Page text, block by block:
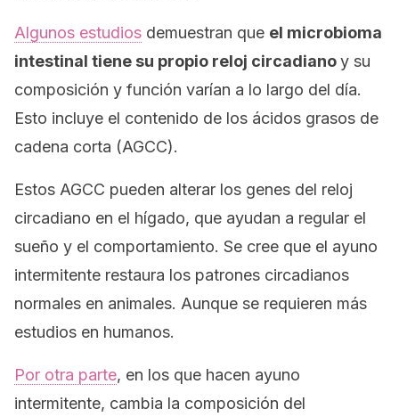
Algunos estudios demuestran que el microbioma
intestinal tiene su propio reloj circadianoy su
composición y función varían a lo largo del día.
Esto incluye el contenido de los ácidos grasos de
cadena corta (AGCC).
Estos AGCC pueden alterar los genes del reloj
circadiano en el hígado, que ayudan a regular el
sueño y el comportamiento. Se cree que el ayuno
intermitente restaura los patrones circadianos
normales en animales. Aunque se requieren más
estudios en humanos.
Por otra parte, en los que hacen ayuno
intermitente, cambia la composición del